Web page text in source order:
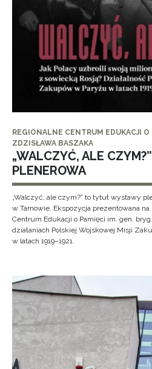
REGIONALNE CENTRUM EDUKACJI O
ZDZISŁAWA BASZAKA
„WALCZYĆ, ALE
PLENEROWA
„Walczyć, ale czym?” to tytuł wystawy
w Tarnowie. Ekspozycja prezentowana
Centrum Edukacji o Pamięci im. gen.
działaniach Polskiej Wojskowej Misji
w latach 1919–1921.